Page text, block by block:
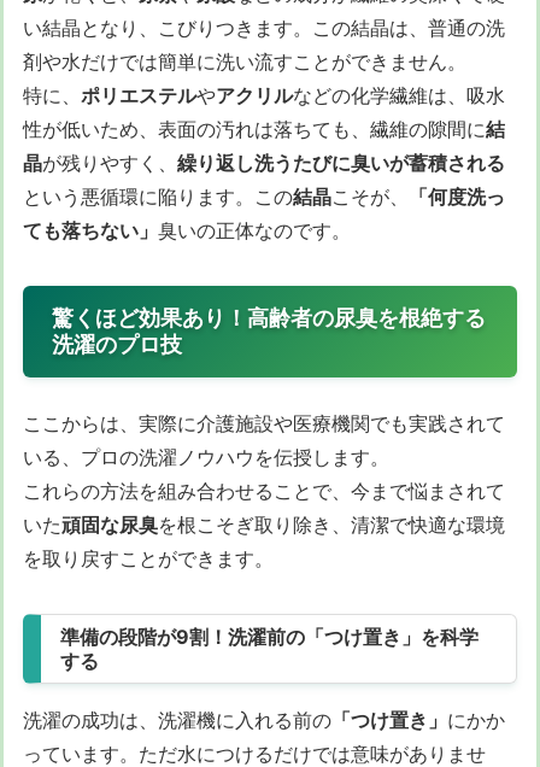
い結晶となり、こびりつきます。この結晶は、普通の洗
剤や水だけでは簡単に洗い流すことができません。
特に、 ポリエステルやアクリルなどの化学繊維は、吸水
性が低いため、表面の汚れは落ちても、繊維の隙間に結
晶が残りやすく、 繰り返し洗うたびに臭いが蓄積される
という悪循環に陥ります。この結晶こそが、
「何度洗っ
ても落ちない」 臭いの正体なのです。
驚くほど効果あり！高齢者の尿臭を根絶する
洗濯のプロ技
ここからは、実際に介護施設や医療機関でも実践されて
いる、プロの洗濯ノウハウを伝授します。
これらの方法を組み合わせることで、今まで悩まされて
いた頑固な尿臭を根こそぎ取り除き、清潔で快適な環境
を取り戻すことができます。
準備の段階が9割！洗濯前の「つけ置き」を科学
する
洗濯の成功は、洗濯機に入れる前の 「つけ置き」 にかか
っています。ただ水につけるだけでは意味がありませ